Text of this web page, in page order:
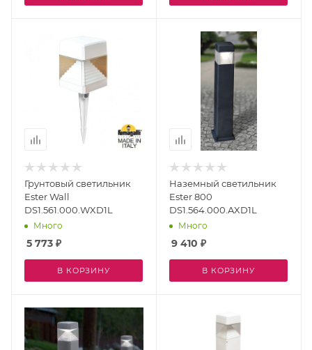
Грунтовый светильник
Ester Wall
DS1.561.000.WXD1L
Много
5 773 ₽
В КОРЗИНУ
Наземный светильник
Ester 800
DS1.564.000.AXD1L
Много
9 410 ₽
В КОРЗИНУ